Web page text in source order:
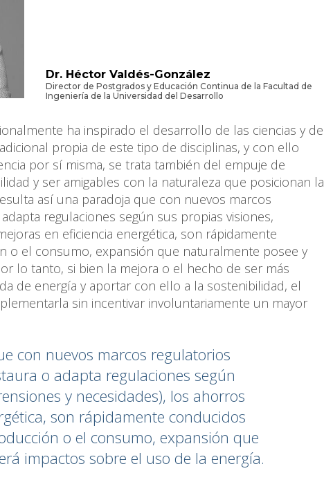
Dr. Héctor Valdés-González
Director de Postgrados y Educación Continua de la Facultad de
Ingeniería de la Universidad del Desarrollo
ha inspirado el desarrollo de las ciencias y de
propia de este tipo de disciplinas, y con ello
por sí misma, se trata también del empuje de
y ser amigables con la naturaleza que posicionan la
así una paradoja que con nuevos marcos
regulaciones según sus propias visiones,
en eficiencia energética, son rápidamente
o el consumo, expansión que naturalmente posee y
lo tanto, si bien la mejora o el hecho de ser más
de energía y aportar con ello a la sostenibilidad, el
sin incentivar involuntariamente un mayor
con nuevos marcos regulatorios
o adapta regulaciones según
y necesidades), los ahorros
son rápidamente conducidos
o el consumo, expansión que
impactos sobre el uso de la energía.